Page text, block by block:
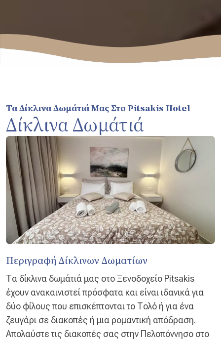
Τα Δίκλινα Δωμάτιά Μας Στο Pitsakis Hotel
Δίκλινα Δωμάτιά
Περιγραφή Δίκλινων Δωματίων
Τα δίκλινα δωμάτιά μας στο Ξενοδοχείο Pitsakis
έχουν ανακαινιστεί πρόσφατα και είναι ιδανικά για
δύο φίλους που επισκέπτονται το Τολό ή για ένα
ζευγάρι σε διακοπές ή μια ρομαντική απόδραση.
Απολαύστε τις διακοπές σας στην Πελοπόννησο στο